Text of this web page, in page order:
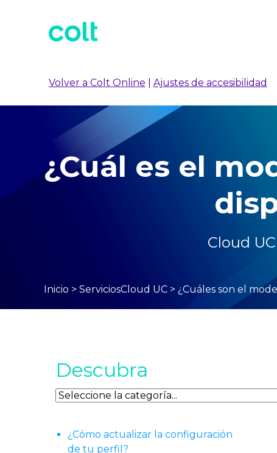
Volver a Colt Online Ajustes de accesibilidad
¿Cuál es el
Cloud UC
Inicio > ServiciosCloud UC > ¿Cuáles son el
Descubra
Descubra
¿Cómo actualizar la configuración
de tu perfil?